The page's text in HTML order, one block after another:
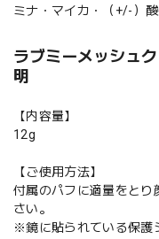
ミナ・マイカ・（+/-）
ラブミーメッシュ
明
【内容量】
12g
【ご使用方法】
付属のパフに適量をとり
さい。
※鏡に貼られている保護